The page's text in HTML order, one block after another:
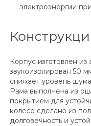
электроэнергии
Корпус изготовлен
звукоизолирован 50
снижает уровень
Рама выполнена из
покрытием для
колесо сделано из
долговечность и